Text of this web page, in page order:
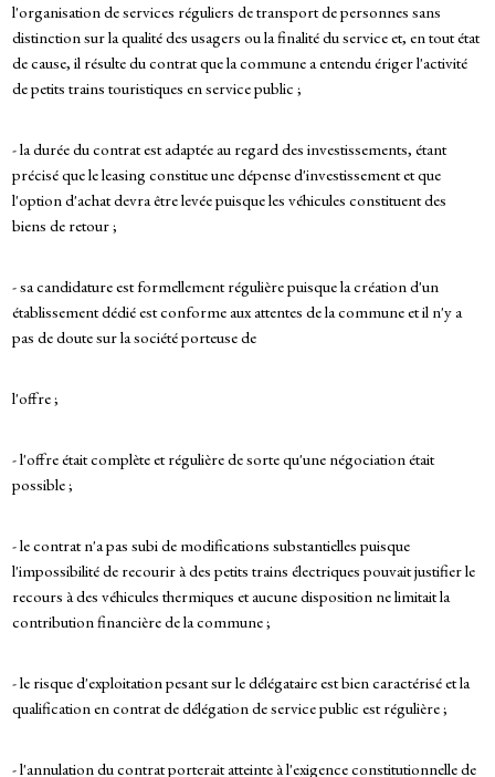
l'organisation de services réguliers de transport de personnes sans
distinction sur la qualité des usagers ou la finalité du service et, en tout état
de cause, il résulte du contrat que la commune a entendu ériger l'activité
de petits trains touristiques en service public ;
- la durée du contrat est adaptée au regard des investissements, étant
précisé que le leasing constitue une dépense d'investissement et que
l'option d'achat devra être levée puisque les véhicules constituent des
biens de retour ;
- sa candidature est formellement régulière puisque la création d'un
établissement dédié est conforme aux attentes de la commune et il n'y a
pas de doute sur la société porteuse de
l'offre ;
- l'offre était complète et régulière de sorte qu'une négociation était
possible ;
- le contrat n'a pas subi de modifications substantielles puisque
l'impossibilité de recourir à des petits trains électriques pouvait justifier le
recours à des véhicules thermiques et aucune disposition ne limitait la
contribution financière de la commune ;
- le risque d'exploitation pesant sur le délégataire est bien caractérisé et la
qualification en contrat de délégation de service public est régulière ;
- l'annulation du contrat porterait atteinte à l'exigence constitutionnelle de